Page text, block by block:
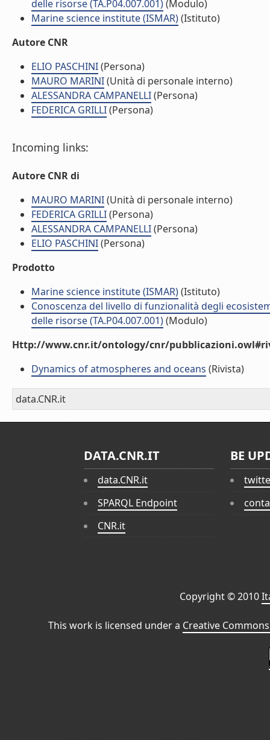
delle risorse (TA.P04.007.001)(Modulo)
Marine science institute (ISMAR)(Istituto)
Autore CNR
ELIO PASCHINI(Persona)
MAURO MARINI(Unità di personale interno)
ALESSANDRA CAMPANELLI(Persona)
FEDERICA GRILLI(Persona)
Incoming links:
Autore CNR di
MAURO MARINI(Unità di personale interno)
FEDERICA GRILLI(Persona)
ALESSANDRA CAMPANELLI(Persona)
ELIO PASCHINI(Persona)
Prodotto
Marine science institute (ISMAR)(Istituto)
Conoscenza del livello di funzionalità degli
delle risorse (TA.P04.007.001)(Modulo)
Http://www.cnr.it/ontology/cnr/
Dynamics of atmospheres and oceans (Rivista)
data.CNR.it
DATA.CNR.IT
data.CNR.it
SPARQL Endpoint
CNR.it
BE
Copyright © 2010
This work is licensed under a Creative